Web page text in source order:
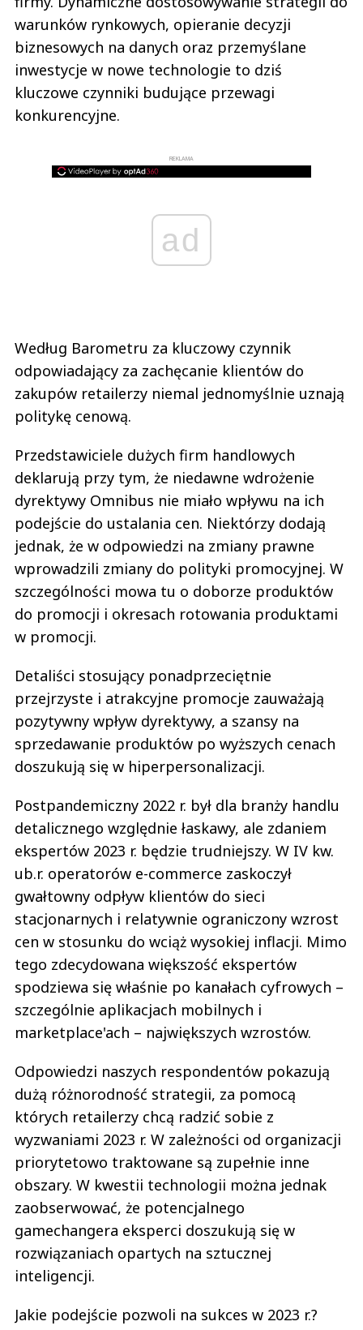
warunków rynkowych, opieranie decyzji
biznesowych na danych oraz przemyślane
inwestycje w nowe technologie to dziś
kluczowe czynniki budujące przewagi
konkurencyjne.
REKLAMA
ad
Według Barometru za kluczowy czynnik
odpowiadający za zachęcanie klientów do
zakupów retailerzy niemal jednomyślnie uznają
politykę cenową.
Przedstawiciele dużych firm handlowych
deklarują przy tym, że niedawne wdrożenie
dyrektywy Omnibus nie miało wpływu na ich
podejście do ustalania cen. Niektórzy dodają
jednak, że w odpowiedzi na zmiany prawne
wprowadzili zmiany do polityki promocyjnej. W
szczególności mowa tu o doborze produktów
do promocji i okresach rotowania produktami
w promocji.
Detaliści stosujący ponadprzeciętnie
przejrzyste i atrakcyjne promocje zauważają
pozytywny wpływ dyrektywy, a szansy na
sprzedawanie produktów po wyższych cenach
doszukują się w hiperpersonalizacji.
Postpandemiczny 2022 r. był dla branży handlu
detalicznego względnie łaskawy, ale zdaniem
ekspertów 2023 r. będzie trudniejszy. W IV kw.
ub.r. operatorów e-commerce zaskoczył
gwałtowny odpływ klientów do sieci
stacjonarnych i relatywnie ograniczony wzrost
cen w stosunku do wciąż wysokiej inflacji. Mimo
tego zdecydowana większość ekspertów
spodziewa się właśnie po kanałach cyfrowych –
szczególnie aplikacjach mobilnych i
marketplace'ach – największych wzrostów.
Odpowiedzi naszych respondentów pokazują
dużą różnorodność strategii, za pomocą
których retailerzy chcą radzić sobie z
wyzwaniami 2023 r. W zależności od organizacji
priorytetowo traktowane są zupełnie inne
obszary. W kwestii technologii można jednak
zaobserwować, że potencjalnego
gamechangera eksperci doszukują się w
rozwiązaniach opartych na sztucznej
inteligencji.
Jakie podejście pozwoli na sukces w 2023 r.?